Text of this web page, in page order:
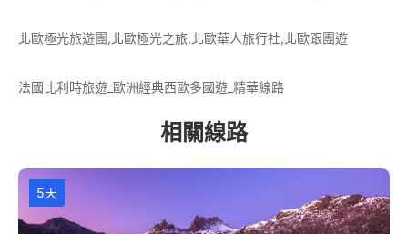
北歐極光旅遊團,北歐極光之旅,北歐華人旅行社,北歐跟團遊
法國比利時旅遊_歐洲經典西歐多國遊_精華線路
相關線路
5天